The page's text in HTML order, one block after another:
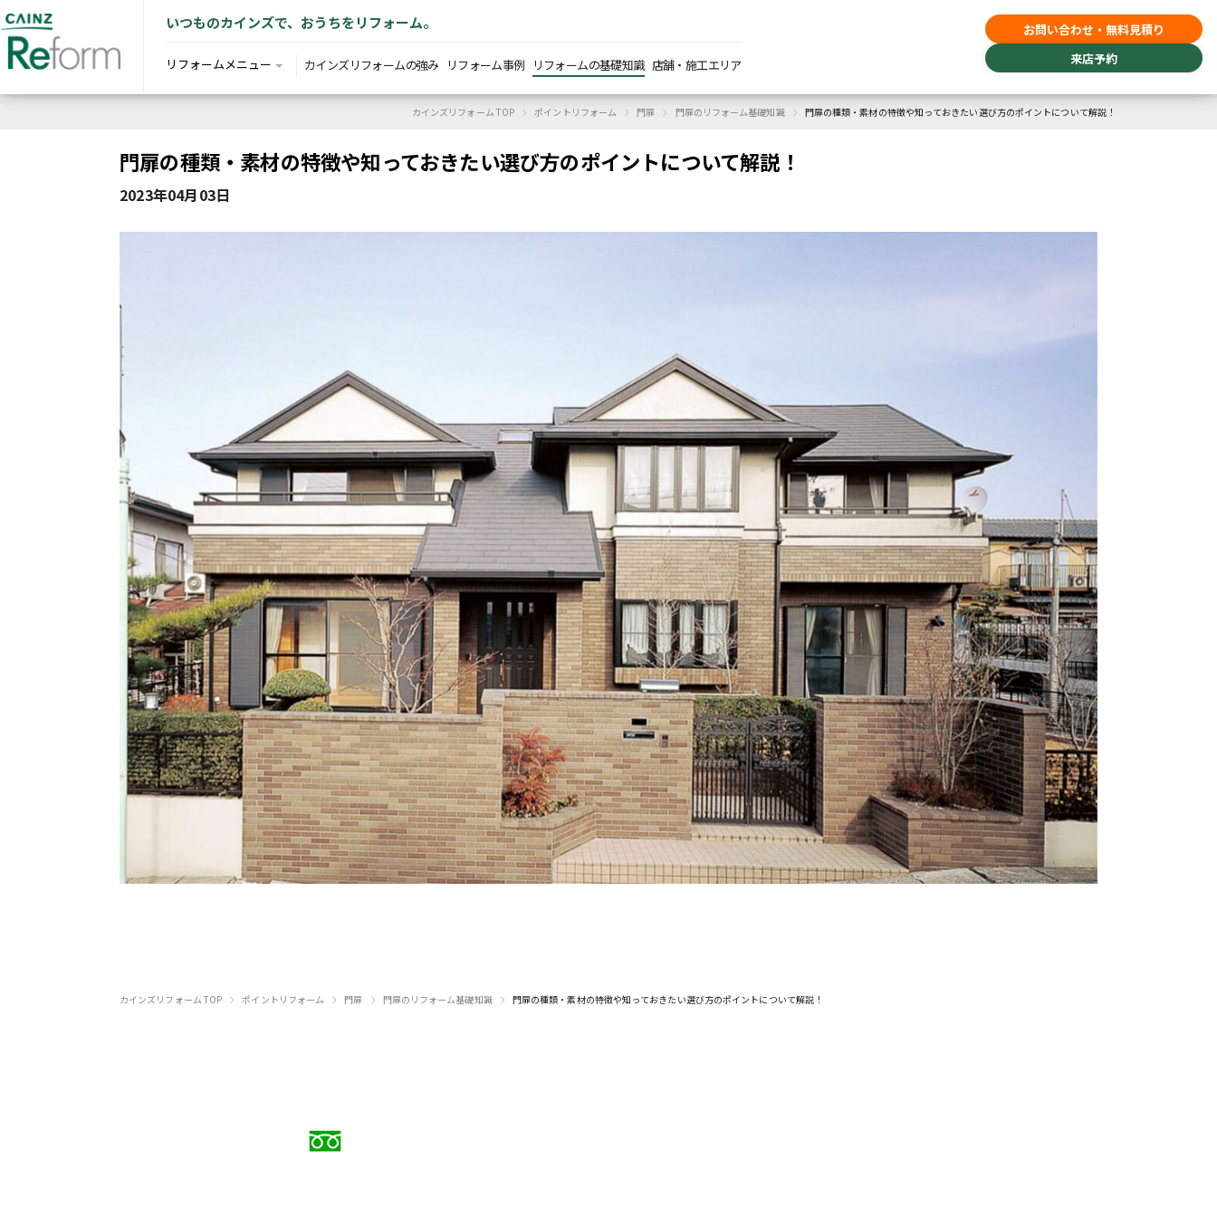
いつものカインズで、おうちをリフォーム。
リフォームメニュー カインズリフォームの強み リフォーム事例 リフォームの基礎知識 店舗・施工エリア
お問い合わせ・無料見積り
来店予約
カインズリフォーム TOP › ポイントリフォーム › 門扉 › 門扉のリフォーム基礎知識 › 門扉の種類・素材の特徴や知っておきたい選び方のポイントについて解説！
門扉の種類・素材の特徴や知っておきたい選び方のポイントについて解説！
2023年04月03日
カインズリフォーム TOP › ポイントリフォーム › 門扉 › 門扉のリフォーム基礎知識 › 門扉の種類・素材の特徴や知っておきたい選び方のポイントについて解説！